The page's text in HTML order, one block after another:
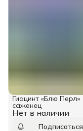
Нет в наличии
Гиацинт «Блю Перл»
саженец
Подписаться